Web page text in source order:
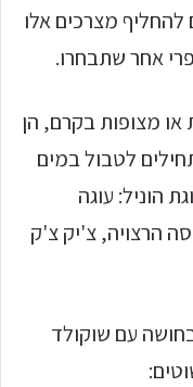
להחליף מצרכים אלו
אחר שתבחרו.
או מצופות בקרם, הן
לטבול במים
הוניל: עוגה
הרצויה, צ'יק צ'ק
עם שוקולד